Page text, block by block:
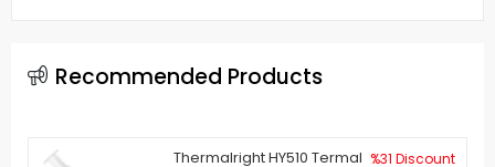
Recommended Products
Thermalright HY510 Termal %31 Discount